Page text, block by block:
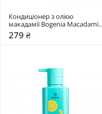
Кондиціонер з олією
макадамії Bogenia Macadamia
Oil
279 ₴